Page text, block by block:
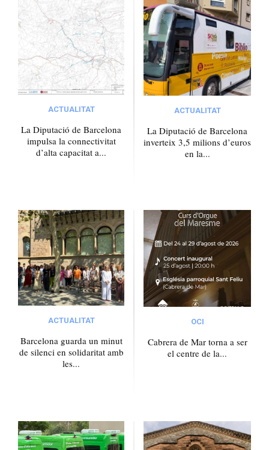
ACTUALITAT
La Diputació de Barcelona
impulsa la connectivitat
d’alta capacitat a...
ACTUALITAT
La Diputació de Barcelona
inverteix 3,5 milions d’euros
en la...
ACTUALITAT
Barcelona guarda un minut
de silenci en solidaritat amb
les...
OCI
Cabrera de Mar torna a ser
el centre de la...